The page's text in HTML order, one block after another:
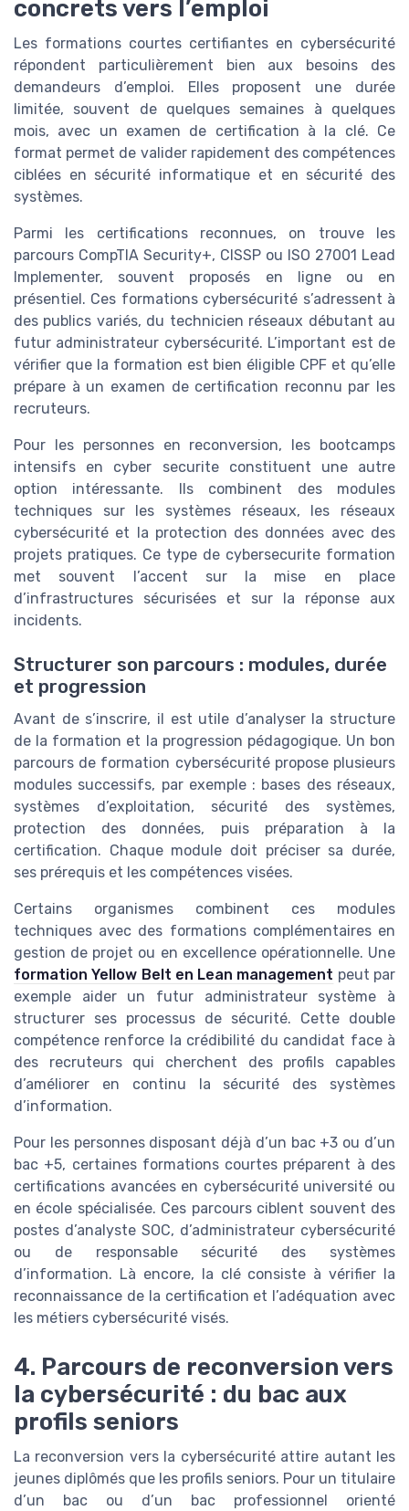
concrets vers l’emploi
Les formations courtes certifiantes en cybersécurité
répondent particulièrement bien aux besoins des
demandeurs d’emploi. Elles proposent une durée
limitée, souvent de quelques semaines à quelques
mois, avec un examen de certification à la clé. Ce
format permet de valider rapidement des compétences
ciblées en sécurité informatique et en sécurité des
systèmes.
Parmi les certifications reconnues, on trouve les
parcours CompTIA Security+, CISSP ou ISO 27001 Lead
Implementer, souvent proposés en ligne ou en
présentiel. Ces formations cybersécurité s’adressent à
des publics variés, du technicien réseaux débutant au
futur administrateur cybersécurité. L’important est de
vérifier que la formation est bien éligible CPF et qu’elle
prépare à un examen de certification reconnu par les
recruteurs.
Pour les personnes en reconversion, les bootcamps
intensifs en cyber securite constituent une autre
option intéressante. Ils combinent des modules
techniques sur les systèmes réseaux, les réseaux
cybersécurité et la protection des données avec des
projets pratiques. Ce type de cybersecurite formation
met souvent l’accent sur la mise en place
d’infrastructures sécurisées et sur la réponse aux
incidents.
Structurer son parcours : modules, durée
et progression
Avant de s’inscrire, il est utile d’analyser la structure
de la formation et la progression pédagogique. Un bon
parcours de formation cybersécurité propose plusieurs
modules successifs, par exemple : bases des réseaux,
systèmes d’exploitation, sécurité des systèmes,
protection des données, puis préparation à la
certification. Chaque module doit préciser sa durée,
ses prérequis et les compétences visées.
Certains organismes combinent ces modules
techniques avec des formations complémentaires en
gestion de projet ou en excellence opérationnelle. Une
formation Yellow Belt en Lean management peut par
exemple aider un futur administrateur système à
structurer ses processus de sécurité. Cette double
compétence renforce la crédibilité du candidat face à
des recruteurs qui cherchent des profils capables
d’améliorer en continu la sécurité des systèmes
d’information.
Pour les personnes disposant déjà d’un bac +3 ou d’un
bac +5, certaines formations courtes préparent à des
certifications avancées en cybersécurité université ou
en école spécialisée. Ces parcours ciblent souvent des
postes d’analyste SOC, d’administrateur cybersécurité
ou de responsable sécurité des systèmes
d’information. Là encore, la clé consiste à vérifier la
reconnaissance de la certification et l’adéquation avec
les métiers cybersécurité visés.
4. Parcours de reconversion vers
la cybersécurité : du bac aux
profils seniors
La reconversion vers la cybersécurité attire autant les
jeunes diplômés que les profils seniors. Pour un titulaire
d’un bac ou d’un bac professionnel orienté